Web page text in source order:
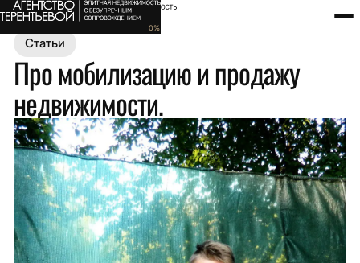
0%
Главная Полезное Статьи Про мобилизацию и продажу
Статьи
Про мобилизацию и продажу
недвижимости.